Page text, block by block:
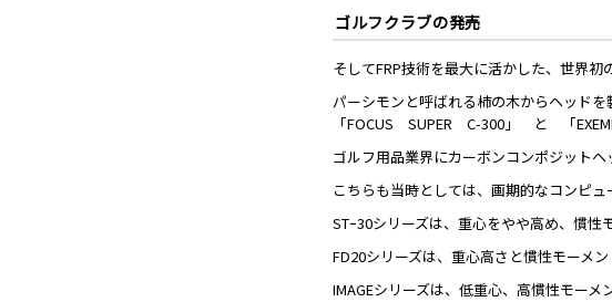
ゴルフクラブの発売
そしてFRP技術を最大に活かした、世界
パーシモンと呼ばれる柿の木からヘッド
「FOCUS SUPER C-300」 と 「
ゴルフ用品業界にカーボンコンポジット
こちらも当時としては、画期的なコンピ
STｰ30シリーズは、重心をやや高め、慣性
FD20シリーズは、重心高さと慣性モーメ
IMAGEシリーズは、低重心、高慣性モー